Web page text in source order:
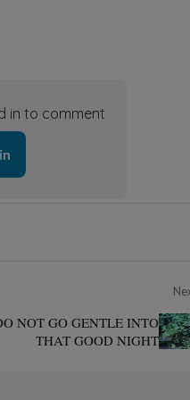
in to comment
NOT GO GENTLE INTO
THAT GOOD NIGHT